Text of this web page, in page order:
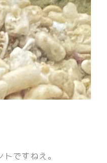
ですねえ。